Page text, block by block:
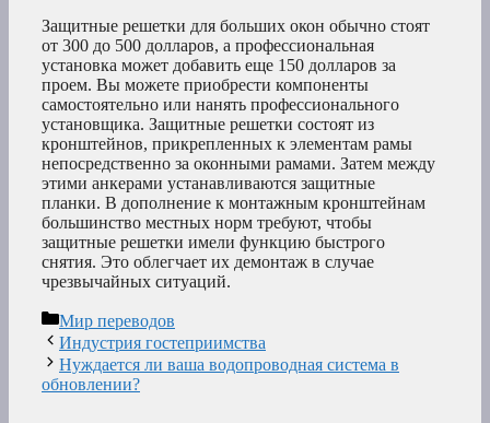
Защитные решетки для больших окон обычно стоят
от 300 до 500 долларов, а профессиональная
установка может добавить еще 150 долларов за
проем. Вы можете приобрести компоненты
самостоятельно или нанять профессионального
установщика. Защитные решетки состоят из
кронштейнов, прикрепленных к элементам рамы
непосредственно за оконными рамами. Затем между
этими анкерами устанавливаются защитные
планки. В дополнение к монтажным кронштейнам
большинство местных норм требуют, чтобы
защитные решетки имели функцию быстрого
снятия. Это облегчает их демонтаж в случае
чрезвычайных ситуаций.
Рубрики
Мир переводов
Индустрия гостеприимства
Нуждается ли ваша водопроводная система в
обновлении?